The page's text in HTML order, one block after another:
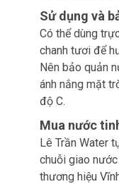
Sử dụng và
Có thể dùng
chanh tươi để
Nên bảo quản
ánh nắng mặt
độ C.
Mua nước
Lê Trần Water
chuỗi giao
thương hiệu